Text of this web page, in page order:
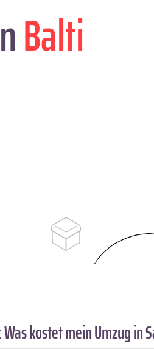
Balti
kostet mein Umzug in